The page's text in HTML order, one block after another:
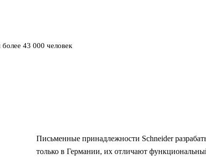
Письменные принадлежности Schneider
только в Германии, их отличают
43 000 человек